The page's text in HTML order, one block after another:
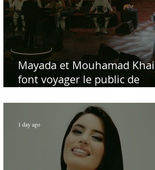
Mayada et Mouhamad
font voyager le public de
chant et de la musique
d'antan
1 day ago